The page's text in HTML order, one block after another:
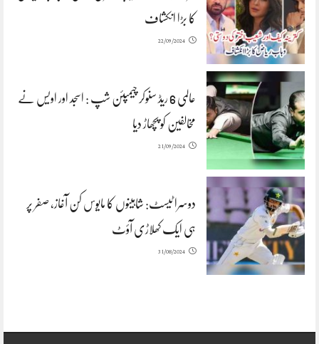
کا بڑا انکشاف
22/09/2024
عالمی 6 ریڈ سنوکر چیمپئن شپ : اسجد اور اویس نے
مخالفین کو پچھاڑ دیا
21/09/2024
دوسرا ٹیسٹ: شاہینوں کا مایوس کن آغاز، صفر پر
ہی ایک کھلاڑی آؤٹ
31/08/2024